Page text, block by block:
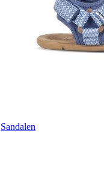
Sandalen